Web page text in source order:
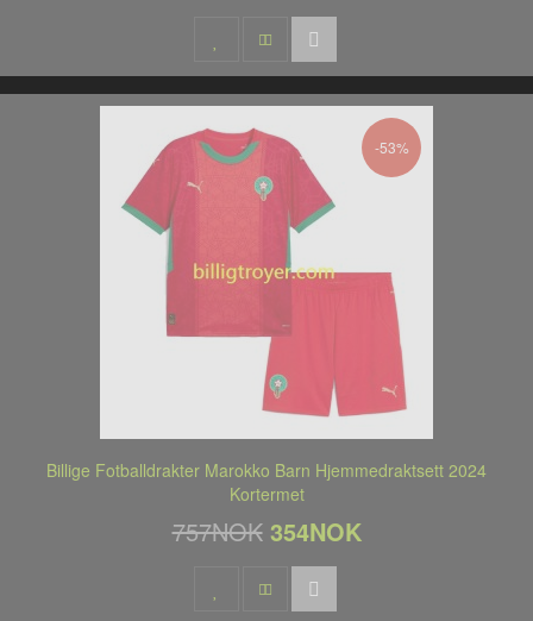
-53%
Billige Fotballdrakter Marokko Barn Hjemmedraktsett 2024
Kortermet
757NOK 354NOK